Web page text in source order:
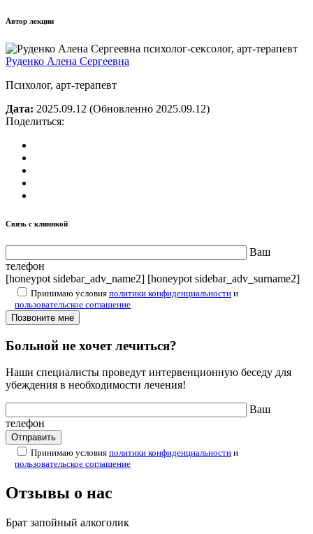
Автор лекции
Руденко Алена Сергеевна
Психолог, арт-терапевт
Дата: 2025.09.12 (Обновленно 2025.09.12)
Поделиться:
Связь с клиникой
Ваш
телефон
[honeypot sidebar_adv_name2] [honeypot sidebar_adv_surname2]
Принимаю условия политики конфиденциальности и
пользовательское соглашение
Больной не хочет лечиться?
Наши специалисты проведут интервенционную беседу для
убеждения в необходимости лечения!
Ваш
телефон
Принимаю условия политики конфиденциальности и
пользовательское соглашение
Отзывы о нас
Брат запойный алкоголик